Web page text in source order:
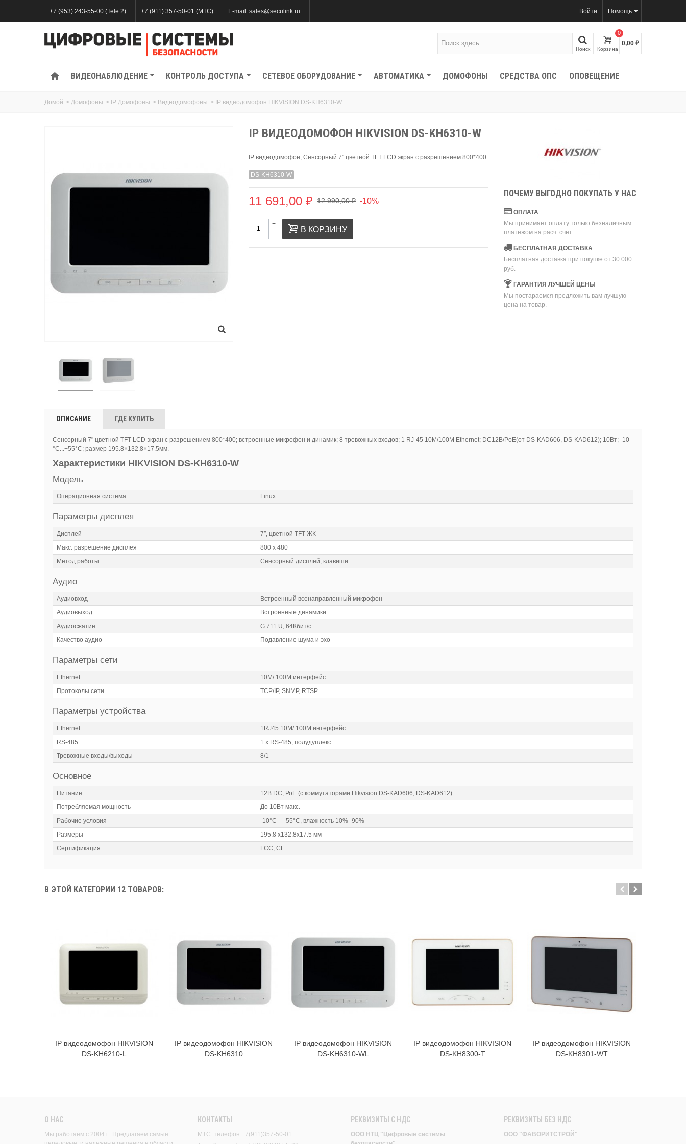
Помощь
+7 (953) 243-55-00 (Tele 2) +7 (911) 357-50-01 (МТС) E-mail: sales@seculink.ru Войти
Поиск Корзина
0
0,00 ₽
ВИДЕОНАБЛЮДЕНИЕ КОНТРОЛЬ ДОСТУПА СЕТЕВОЕ ОБОРУДОВАНИЕ АВТОМАТИКА ДОМОФОНЫ СРЕДСТВА ОПС ОПОВЕЩЕНИЕ
Домой > Домофоны > IP Домофоны > Видеодомофоны > IP видеодомофон HIKVISION DS-KH6310-W
IP ВИДЕОДОМОФОН HIKVISION DS-KH6310-W
IP видеодомофон, Сенсорный 7" цветной TFT LCD экран с разрешением 800*400
DS-KH6310-W
11 691,00 ₽ 12 990,00 ₽ -10%
-
+
В КОРЗИНУ
ПОЧЕМУ ВЫГОДНО ПОКУПАТЬ У НАС
ОПЛАТА
Мы принимает оплату только безналичным
платежом на расч. счет.
БЕСПЛАТНАЯ ДОСТАВКА
Бесплатная доставка при покупке от 30 000
руб.
ГАРАНТИЯ ЛУЧШЕЙ ЦЕНЫ
Мы постараемся предложить вам лучшую
цена на товар.
ОПИСАНИЕ ГДЕ КУПИТЬ
Сенсорный 7" цветной TFT LCD экран с разрешением 800*400; встроенные микрофон и динамик; 8 тревожных входов; 1 RJ-45 10M/100M Ethernet; DC12В/PoE(от DS-KAD606, DS-KAD612); 10Вт; -10
°C...+55°C; размер 195.8×132.8×17.5мм.
Характеристики HIKVISION DS-KH6310-W
Модель
Операционная система Linux
Параметры дисплея
Дисплей
7″, цветной TFT ЖК
Макс. разрешение дисплея
800 х 480
Метод работы
Сенсорный дисплей, клавиши
Аудио
Аудиовход
Встроенный всенаправленный микрофон
Аудиовыход
Встроенные динамики
Аудиосжатие
G.711 U, 64Кбит/с
Качество аудио
Подавление шума и эхо
Параметры сети
Ethernet
10M/ 100M интерфейс
Протоколы сети
TCP/IP, SNMP, RTSP
Параметры устройства
Ethernet
1RJ45 10M/ 100M интерфейс
RS-485
1 х RS-485, полудуплекс
Тревожные входы/выходы
8/1
Основное
Питание
12В DC, РоЕ (с коммутаторами Hikvision DS-KAD606, DS-KAD612)
Потребляемая мощность
До 10Вт макс.
Рабочие условия
-10°С — 55°С, влажность 10% -90%
Размеры
195.8 х132.8х17.5 мм
Сертификация
FCC, CE
В ЭТОЙ КАТЕГОРИИ 12 ТОВАРОВ:
В корзину
IP видеодомофон HIKVISION
DS-KH6210-L
В корзину
IP видеодомофон HIKVISION
DS-KH6310
В корзину
IP видеодомофон HIKVISION
DS-KH6310-WL
В корзину
IP видеодомофон HIKVISION
DS-KH8300-T
В корзину
IP видеодомофон HIKVISION
DS-KH8301-WT
О НАС
Мы работаем с 2004 г. Предлагаем самые
КОНТАКТЫ
МТС: телефон +7(911)357-50-01
РЕКВИЗИТЫ C НДС
ООО НТЦ "Цифровые системы
РЕКВИЗИТЫ БЕЗ НДС
ООО "ФАВОРИТСТРОЙ"